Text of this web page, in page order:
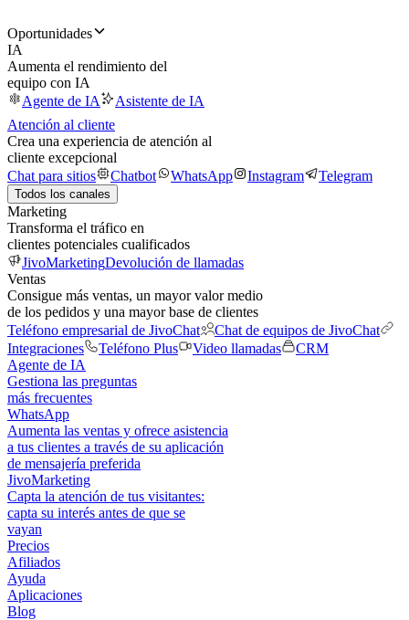
Oportunidades
IA
Aumenta el rendimiento del
equipo con IA
Agente de IA
Asistente de IA
Atención al cliente
Crea una experiencia de atención al
cliente excepcional
Chat para sitios
Chatbot WhatsApp Instagram Telegram
Todos los canales
Marketing
Transforma el tráfico en
clientes potenciales cualificados
JivoMarketingDevolución de llamadas
Ventas
Consigue más ventas, un mayor valor medio
de los pedidos y una mayor base de clientes
Teléfono empresarial de JivoChat
Chat de equipos de JivoChat
Integraciones
Teléfono Plus Video llamadas
CRM
Agente de IA
Gestiona las preguntas
más frecuentes
WhatsApp
Aumenta las ventas y ofrece asistencia
a tus clientes a través de su aplicación
de mensajería preferida
JivoMarketing
Capta la atención de tus visitantes:
capta su interés antes de que se
vayan
Precios
Afiliados
Ayuda
Aplicaciones
Blog